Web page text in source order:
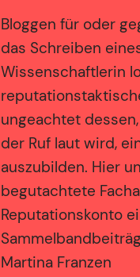
Bloggen für oder
das Schreiben
Wissenschaftlerin
ungeachtet
der Ruf laut wird,
auszubilden. Hier
begutachtete
Reputationskonto
Martina Franzen